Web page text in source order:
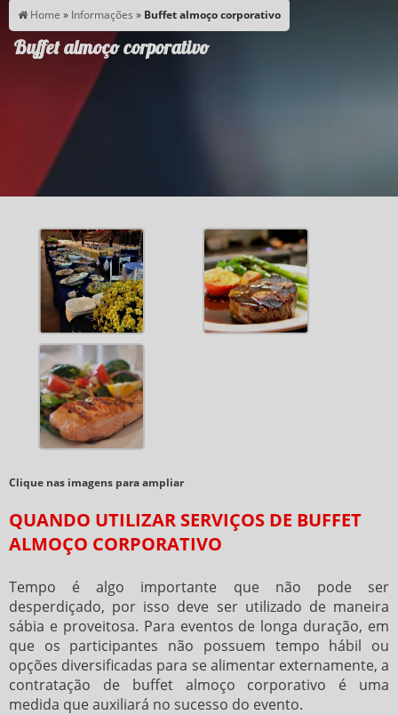
Home » Informações » Buffet almoço corporativo
Buffet almoço corporativo
Clique nas imagens para ampliar
QUANDO UTILIZAR SERVIÇOS DE BUFFET
ALMOÇO CORPORATIVO
Tempo é algo importante que não pode ser
desperdiçado, por isso deve ser utilizado de maneira
sábia e proveitosa. Para eventos de longa duração, em
que os participantes não possuem tempo hábil ou
opções diversificadas para se alimentar externamente, a
contratação de buffet almoço corporativo é uma
medida que auxiliará no sucesso do evento.